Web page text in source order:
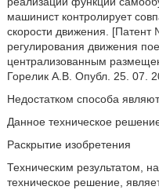
машинист контролирует
скорости движения.
регулирования движения
централизованным
Горелик А.В. Опубл. 25. 07.
Недостатком способа
Данное техническое
Раскрытие изобретения
Техническим результатом,
техническое решение,